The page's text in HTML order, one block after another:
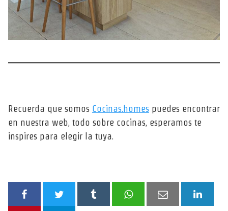
Recuerda que somos Cocinas.homes puedes encontrar
en nuestra web, todo sobre cocinas, esperamos te
inspires para elegir la tuya.